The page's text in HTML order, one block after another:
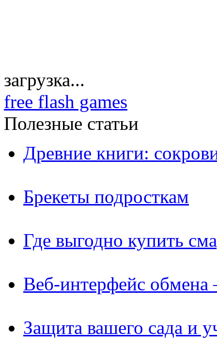
загрузка...
free flash games
Полезные статьи
Древние книги:
Брекеты подросткам
Где выгодно купить
Веб-интерфейс
Защита вашего сада и